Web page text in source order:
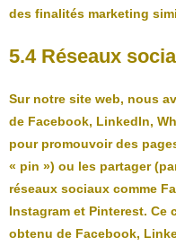
des finalités marketing
5.4 Réseaux
Sur notre site web, nous
de Facebook, LinkedIn,
pour promouvoir des
« pin ») ou les partager
réseaux sociaux comme
Instagram et Pinterest.
obtenu de Facebook,